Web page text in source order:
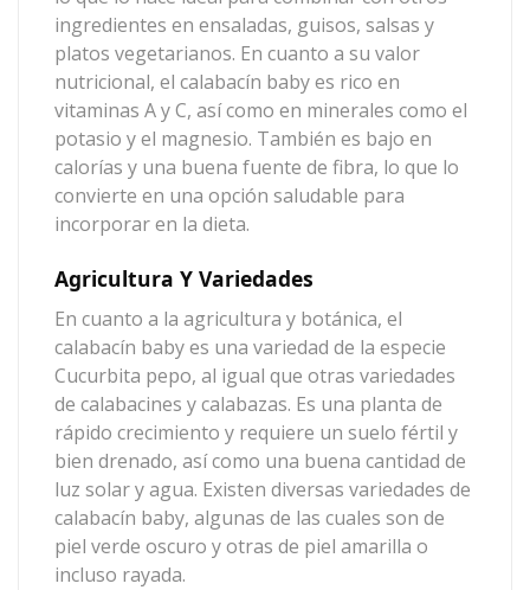
ingredientes en ensaladas, guisos, salsas y
platos vegetarianos. En cuanto a su valor
nutricional, el calabacín babyes rico en
vitaminas A y C, así como en minerales como el
potasio y el magnesio. También es bajo en
calorías y una buena fuente de fibra, lo que lo
convierte en una opción saludable para
incorporar en la dieta.
Agricultura Y Variedades
En cuanto a la agricultura y botánica, el
calabacín babyes una variedad de la especie
Cucurbita pepo, al igual que otras variedades
de calabacines y calabazas. Es una planta de
rápido crecimiento y requiere un suelo fértil y
bien drenado, así como una buena cantidad de
luz solar y agua. Existen diversas variedades de
calabacín baby, algunas de las cuales son de
piel verde oscuro y otras de piel amarilla o
incluso rayada.